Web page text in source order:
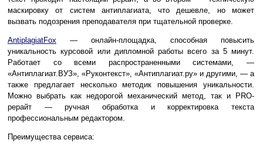
маскировку от систем антиплагиата, что дешевле, но может
вызвать подозрения преподавателя при тщательной проверке.
AntiplagiatFox — онлайн-площадка, способная повысить
уникальность курсовой или дипломной работы всего за 5 минут.
Работает со всеми распространенными системами, —
«Антиплагиат.ВУЗ», «Руконтекст», «Антиплагиат.ру» и другими, — а
также предлагает несколько методик повышения уникальности.
Можно выбрать как недорогой механический метод, так и PRO-
рерайт — ручная обработка и корректировка текста
профессиональным редактором.
Преимущества сервиса: